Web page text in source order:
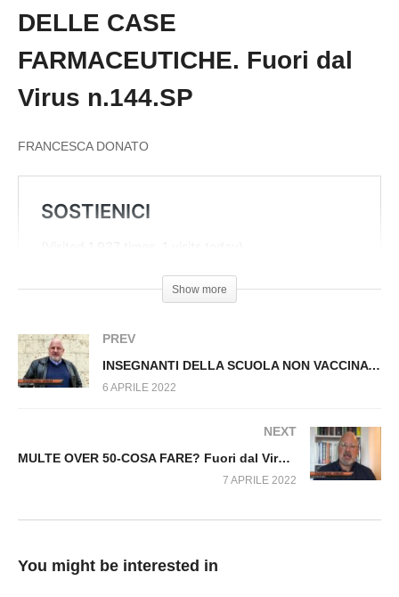
IL GRANDE SCANDALO DEL PLASMA
IPERIMMUNE E DEL DOTT. DE DONNO. Fuori
dal Virus n.142.SP
DELLE CASE
FARMACEUTICHE. Fuori dal
Virus n.144.SP
FRANCESCA DONATO
Show more
PREV
INSEGNANTI DELLA SCUOLA NON VACCINATI. Fuori dal Virus n.143.SP
6 APRILE 2022
NEXT
MULTE OVER 50-COSA FARE? Fuori dal Virus n.145.SP
7 APRILE 2022
You might be interested in